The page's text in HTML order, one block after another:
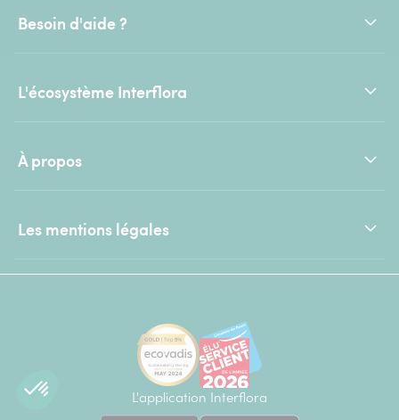
Besoin d'aide ?
L'écosystème Interflora
À propos
Les mentions légales
L'application Interflora